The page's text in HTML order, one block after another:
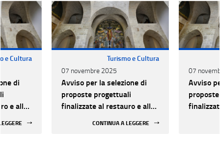
e Cultura
di
e alla
Turismo e Cultura
07 novembre 2025
Avviso per la selezione di
proposte progettuali
finalizzate al restauro e alla
CONTINUA A LEGGERE
07
Avviso